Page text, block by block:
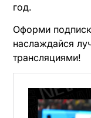
год.
Оформи
наслаждайся
трансляциями!